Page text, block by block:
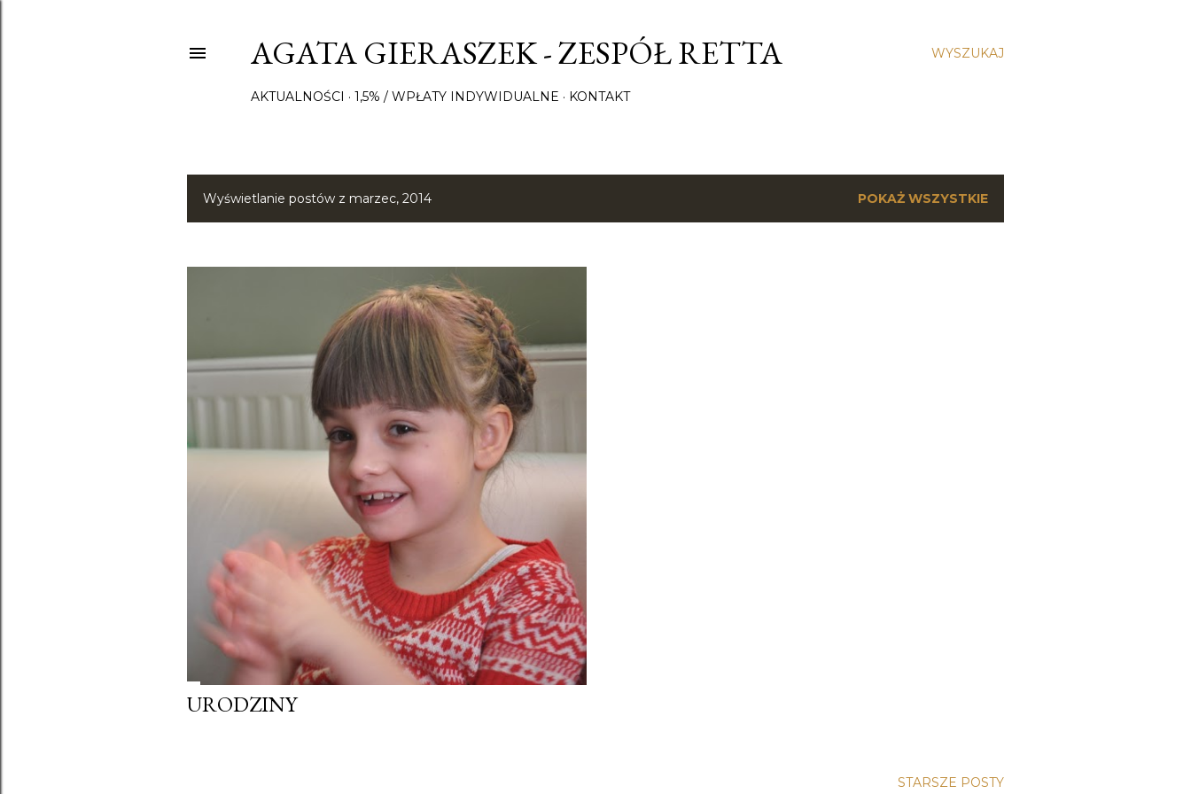
WYSZUKAJ
AGATA GIERASZEK - ZESPÓŁ RETTA
AKTUALNOŚCI 1,5% / WPŁATY INDYWIDUALNE KONTAKT
P
y
Wyświetlanie postów z marzec, 2014 POKAŻ WSZYSTKIE
URODZINY
STARSZE POSTY